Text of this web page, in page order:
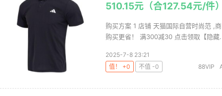
510.15元（合127.54元/件
购买方案 1 店铺 天猫国际自营时尚范 ,
购买更省！ 满300减30 点击领取【隐藏
2025-7-8 23:21
值！ +0
不值 -0 88VIP